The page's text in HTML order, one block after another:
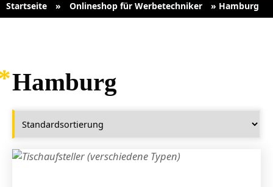
Startseite » Onlineshop für Werbetechniker » Hamburg
Hamburg